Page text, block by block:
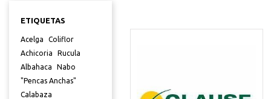
ETIQUETAS
Acelga
Coliflor
Achicoria
Rucula
Albahaca
Nabo
"Pencas Anchas"
Calabaza